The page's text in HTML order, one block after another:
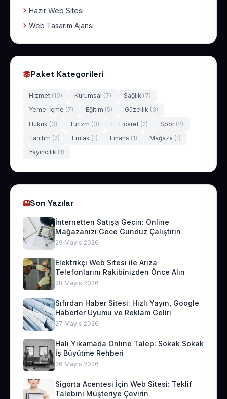
Hazır Web Sitesi
Web Tasarım Ajansı
Paket Kategorileri
Hizmet (10) Kurumsal (7) Sağlık (7)
Yeme-İçme (7) Eğitim (5) Güzellik (3)
Hukuk (3) Turizm (3) E-Ticaret (2) Spor (2)
Tanıtım (2) Emlak (1) Finans (1) Mağaza (1)
Yayıncılık (1)
Son Yazılar
İnternetten Satışa Geçin: Online
Mağazanızı Gece Gündüz Çalıştırın
29 Mayıs 2026
Elektrikçi Web Sitesi ile Arıza
Telefonlarını Rakibinizden Önce Alın
28 Mayıs 2026
Sıfırdan Haber Sitesi: Hızlı Yayın, Google
Haberler Uyumu ve Reklam Geliri
27 Mayıs 2026
Halı Yıkamada Online Talep: Sokak Sokak
İş Büyütme Rehberi
26 Mayıs 2026
Sigorta Acentesi İçin Web Sitesi: Teklif
Talebini Müşteriye Çevirin